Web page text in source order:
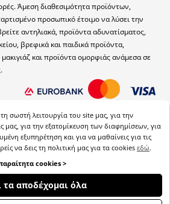
Άμεση διαθεσιμότητα προϊόντων,
προσωπικό έτοιμο να λύσει την
αντηλιακά, προϊόντα αδυνατίσματος,
βρεφικά και παιδικά προϊόντα,
και προϊόντα ομορφιάς ανάμεσα σε
σωστή λειτουργία του site μας, για την
μας, για την εξατομίκευση των διαφημίσεων, για
εξυπηρέτηση και για να μαθαίνεις για τις
να δεις τη πολιτική μας για τα cookies εδώ.
cookies >
τα αποδέχομαι όλα